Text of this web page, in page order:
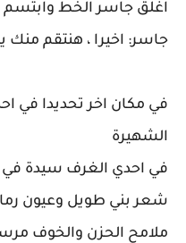
اغلق جاسر الخط
جاسر: اخيرا ، هنتقم منك
في مكان اخر تحديدا في
الشهيرة
في احدي الغرف سيدة في
شعر بني طويل وعيون
ملامح الحزن والخوف